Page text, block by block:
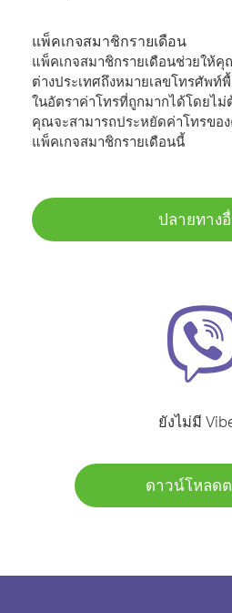
แพ็คเกจสมาชิกรายเดือน
แพ็คเกจสมาชิกรายเดือนช่วยให้คุ
ต่างประเทศถึงหมายเลขโทรศัพ
ในอัตราค่าโทรที่ถูกมากได้โดยไ
คุณจะสามารถประหยัดค่าโทรขอ
แพ็คเกจสมาชิกรายเดือนนี้
ปลายทาง
ยังไม่มี
ดาวน์โหลด